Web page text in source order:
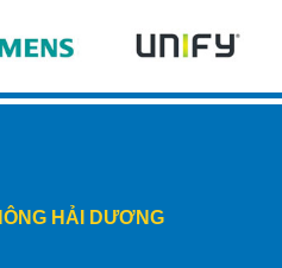
HẢI DƯƠNG